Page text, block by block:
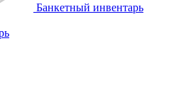
Банкетный инвентарь